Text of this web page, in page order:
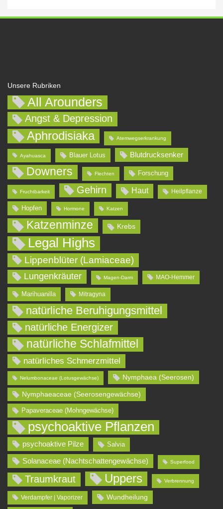
Unsere Rubriken
All Arounders
Angst & Depression
Aphrodisiaka Atemwegserkrankung
Ayahuasca Blauer Lotus Blutdrucksenker
Downers Flechten Forschung
Fruchtbarkeit Gehirn Haut Heilpflanze
Hopfen Hormone Katzen
Katzenminze Krebs
Legal Highs
Lippenblüter (Lamiaceae)
Lungenkräuter Magen-Darm MAO-Hemmer
Marihuanilla Mitragyna
natürliche Beruhigungsmittel
natürliche Energizer
natürliche Schlafmittel
natürliches Schmerzmittel
Nelumbonaceae (Lotusgewächse) Nymphaea (Seerosen)
Nymphaeaceae (Seerosengewächse)
Papaveraceae (Mohngewächse)
psychoaktive Pflanzen
psychoaktive Pilze Salvia
Solanaceae (Nachtschattengewächse) Superfood
Traumkraut Uppers Verbrennung
Verdampfer | Vaporizer Wundheilung